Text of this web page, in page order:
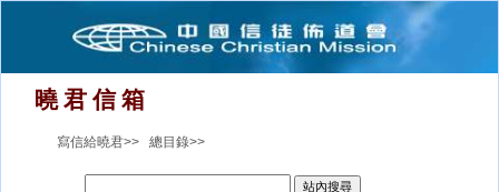
曉 君 信 箱
寫信給曉君>> 總目錄>>